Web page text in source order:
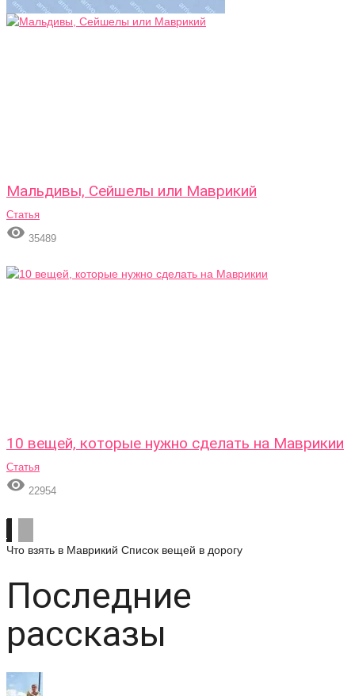
Мальдивы, Сейшелы или Маврикий
Статья
 35489
10 вещей, которые нужно сделать на Маврикии
Статья
 22954
Что взять в Маврикий Список вещей в дорогу
Последние
рассказы